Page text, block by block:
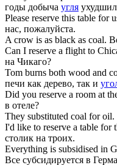
годы добыча угля
Please reserve this table for
нас, пожалуйста.
A crow is as black as coal.
Can I reserve a flight to
на Чикаго?
Tom burns both wood and
печи как дерево, так и
Did you reserve a room at
в отеле?
They substituted coal for oil.
I'd like to reserve a table for
столик на троих.
Everything is subsidised in
Все субсидируется в